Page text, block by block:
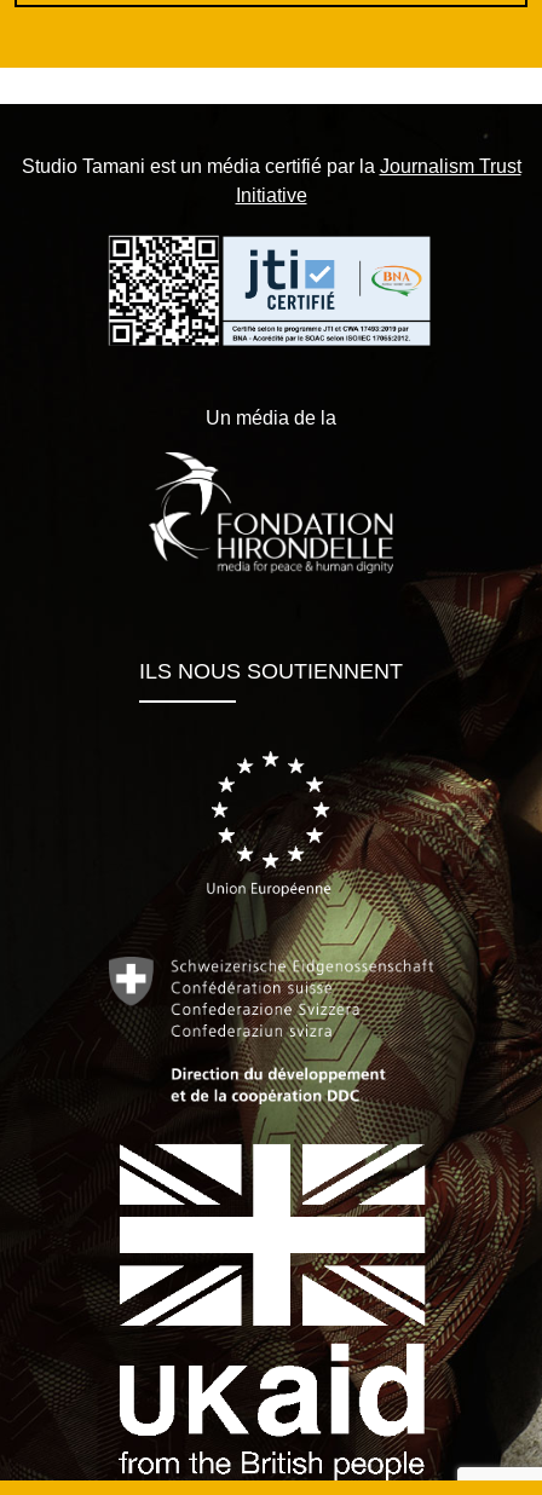
Studio Tamani est un média certifié par la Journalism Trust
Initiative
Un média de la
ILS NOUS SOUTIENNENT